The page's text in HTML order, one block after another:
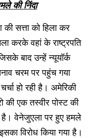
की निंदा
सत्ता को हिला कर
करके वहां के राष्ट्रपति
बाद उन्हें न्यूयॉर्क
चरम पर पहुंच गया
हो रही है। अमेरिकी
की एक तस्वीर पोस्ट की
है। वेनेजुएला पर हुए हमले
विरोध किया गया है।